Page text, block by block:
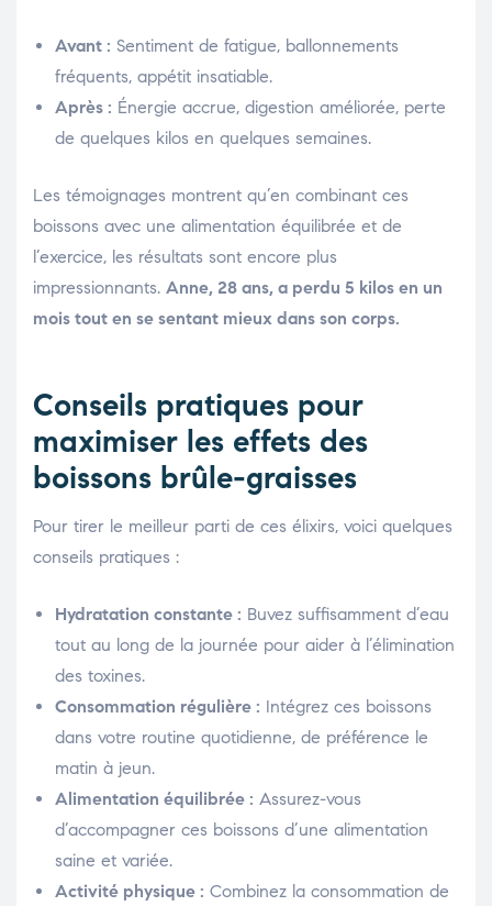
Avant : Sentiment de fatigue, ballonnements
fréquents, appétit insatiable.
Après : Énergie accrue, digestion améliorée, perte
de quelques kilos en quelques semaines.
Les témoignages montrent qu’en combinant ces
boissons avec une alimentation équilibrée et de
l’exercice, les résultats sont encore plus
impressionnants. Anne, 28 ans, a perdu 5 kilos en un
mois tout en se sentant mieux dans son corps.
Conseils pratiques pour
maximiser les effets des
boissons brûle-graisses
Pour tirer le meilleur parti de ces élixirs, voici quelques
conseils pratiques :
Hydratation constante : Buvez suffisamment d’eau
tout au long de la journée pour aider à l’élimination
des toxines.
Consommation régulière : Intégrez ces boissons
dans votre routine quotidienne, de préférence le
matin à jeun.
Alimentation équilibrée : Assurez-vous
d’accompagner ces boissons d’une alimentation
saine et variée.
Activité physique : Combinez la consommation de